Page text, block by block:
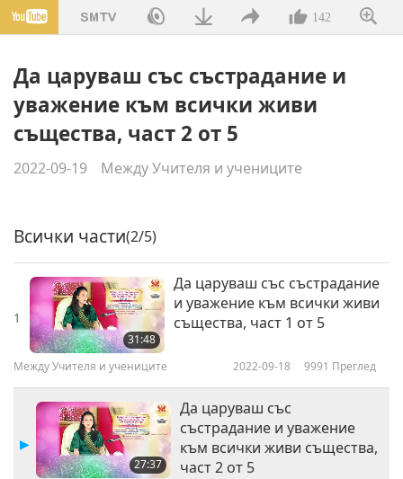
142
Да царуваш със състрадание и
уважение към всички живи
същества, част 2 от 5
2022-09-19 Между Учителя и учениците
Всички части(2/5)
1
31:48
Да царуваш със състрадание
и уважение към всички живи
същества, част 1 от 5
Между Учителя и учениците 2022-09-18 9991 Преглед
27:37
Да царуваш със
състрадание и уважение
към всички живи същества,
част 2 от 5